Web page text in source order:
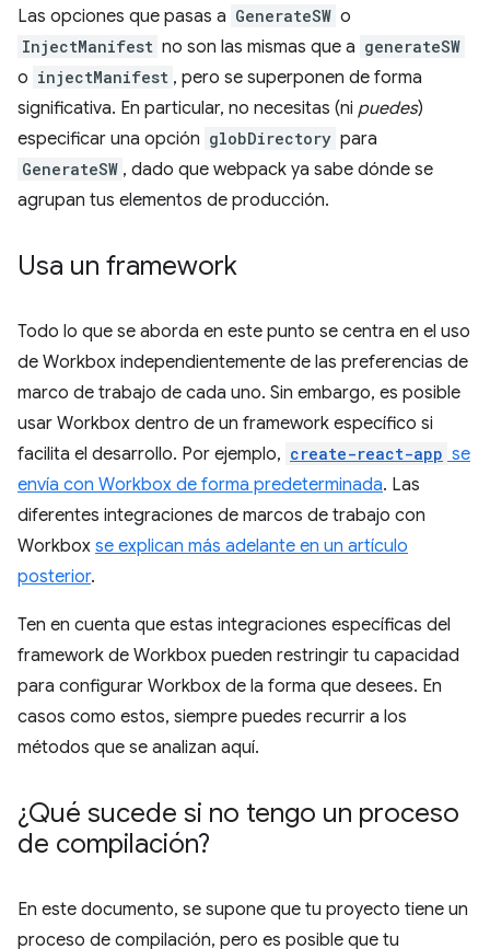
Las opciones que pasas a GenerateSW o
InjectManifest no son las mismas que a generateSW
o injectManifest , pero se superponen de forma
significativa. En particular, no necesitas (ni puedes)
especificar una opción globDirectory para
GenerateSW , dado que webpack ya sabe dónde se
agrupan tus elementos de producción.
Usa un framework
Todo lo que se aborda en este punto se centra en el uso
de Workbox independientemente de las preferencias de
marco de trabajo de cada uno. Sin embargo, es posible
usar Workbox dentro de un framework específico si
facilita el desarrollo. Por ejemplo, create-react-app se
envía con Workbox de forma predeterminada. Las
diferentes integraciones de marcos de trabajo con
Workbox se explican más adelante en un artículo
posterior.
Ten en cuenta que estas integraciones específicas del
framework de Workbox pueden restringir tu capacidad
para configurar Workbox de la forma que desees. En
casos como estos, siempre puedes recurrir a los
métodos que se analizan aquí.
¿Qué sucede si no tengo un proceso
de compilación?
En este documento, se supone que tu proyecto tiene un
proceso de compilación, pero es posible que tu